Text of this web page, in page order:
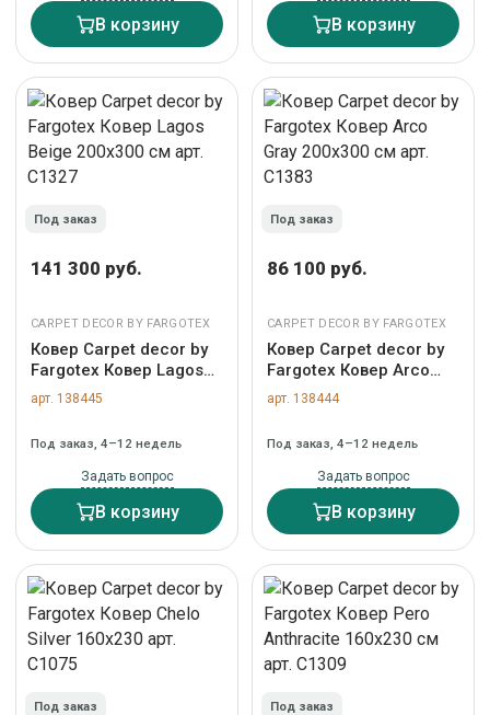
В корзину В корзину
Под заказ
141 300 руб.
CARPET DECOR BY FARGOTEX
Ковер Carpet decor by
Fargotex Ковер Lagos
Beige 200х300 см арт.
C1327
арт. 138445
Под заказ, 4–12 недель
Задать вопрос
В корзину
Под заказ
86 100 руб.
CARPET DECOR BY FARGOTEX
Ковер Carpet decor by
Fargotex Ковер Arco
Gray 200х300 см арт.
C1383
арт. 138444
Под заказ, 4–12 недель
Задать вопрос
В корзину
Под заказ Под заказ